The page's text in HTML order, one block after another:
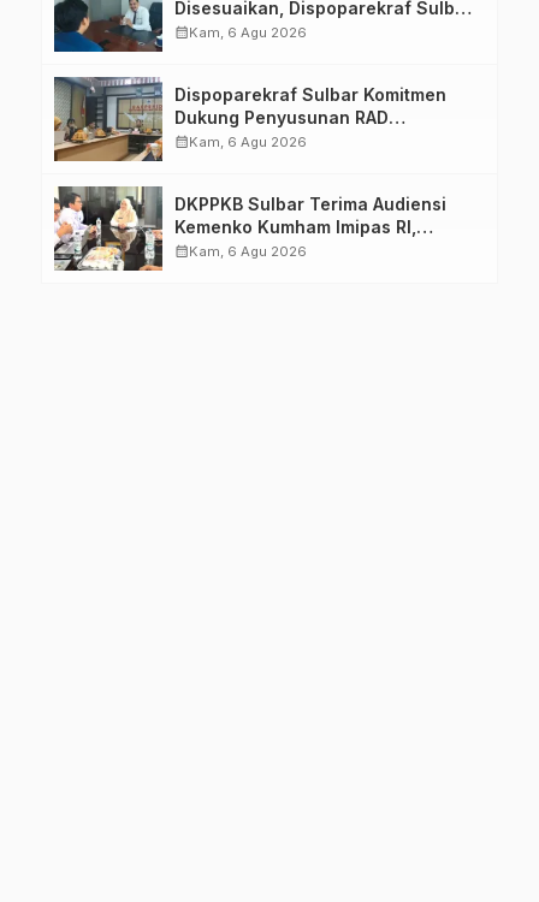
Disesuaikan, Dispoparekraf Sulbar
Pastikan Persiapan Tetap
calendar_monthKam, 6 Agu 2026
Dispoparekraf Sulbar Komitmen
Dukung Penyusunan RAD
TPB/SDGs Sulawesi Barat
calendar_monthKam, 6 Agu 2026
DKPPKB Sulbar Terima Audiensi
Kemenko Kumham Imipas RI,
Perkuat Pelayanan Kesehatan bagi
calendar_monthKam, 6 Agu 2026